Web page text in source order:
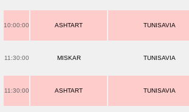
10:00:00 ASHTART TUNISAVIA
11:30:00 MISKAR TUNISAVIA
11:30:00 ASHTART TUNISAVIA